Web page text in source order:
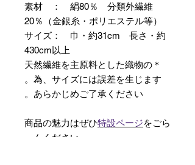
素材 ： 絹80％ 分類外繊維
20％（金銀糸・ポリエステル等）
サイズ： 巾・約31cm 長さ・約
430cm以上
＊天然繊維を主原料とした織物の
為、サイズには誤差を生じます。
商品の魅力はぜひ特設ページをごら
んください。